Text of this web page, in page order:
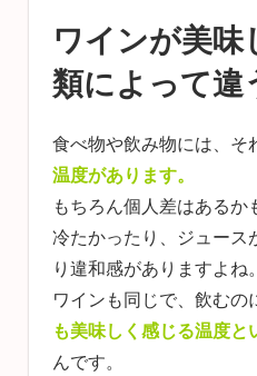
ワインが美味
類によって違
食べ物や飲み物には、そ
温度があります。
もちろん個人差はある
冷たかったり、ジュース
り違和感がありますよね。
ワインも同じで、飲むの
も美味しく感じる温度
んです。